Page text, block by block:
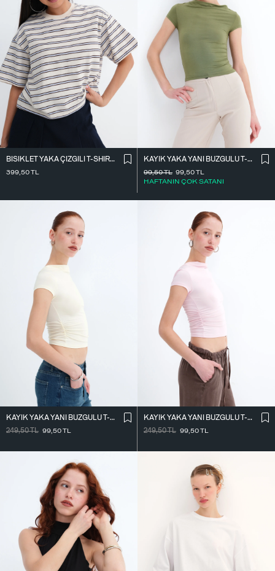
BISIKLET YAKA ÇIZGILI T-SHIRT P10680
399,50TL
KAYIK YAKA YANI BÜZGÜLÜ T-SHIRT P0653
99,50TL
HAFTANIN ÇOK SATANI
99,50TL
KAYIK YAKA YANI BÜZGÜLÜ T-SHIRT P0653
249,50TL 99,50TL
KAYIK YAKA YANI BÜZGÜLÜ T-SHIRT P0653
249,50TL 99,50TL